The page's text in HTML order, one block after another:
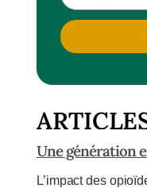
Une génération
L’impact des